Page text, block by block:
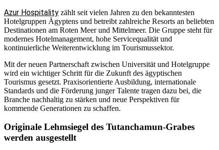
Azur Hospitality zählt seit vielen Jahren zu den bekanntesten
Hotelgruppen Ägyptens und betreibt zahlreiche Resorts an beliebten
Destinationen am Roten Meer und Mittelmeer. Die Gruppe steht für
modernes Hotelmanagement, hohe Servicequalität und
kontinuierliche Weiterentwicklung im Tourismussektor.
Mit der neuen Partnerschaft zwischen Universität und Hotelgruppe
wird ein wichtiger Schritt für die Zukunft des ägyptischen
Tourismus gesetzt. Praxisorientierte Ausbildung, internationale
Standards und die Förderung junger Talente tragen dazu bei, die
Branche nachhaltig zu stärken und neue Perspektiven für
kommende Generationen zu schaffen.
Originale Lehmsiegel des Tutanchamun-Grabes
werden ausgestellt